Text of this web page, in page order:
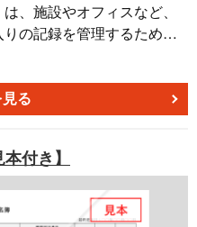
、施設やオフィスなど、
の記録を管理するために
ち入りや不正行為の特定、
可能となります。 こち
る
付き】